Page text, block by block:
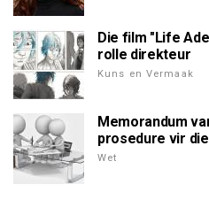
Die film "Life
rolle direkteur
Kuns en Vermaak
Memorandum
prosedure vir
Wet